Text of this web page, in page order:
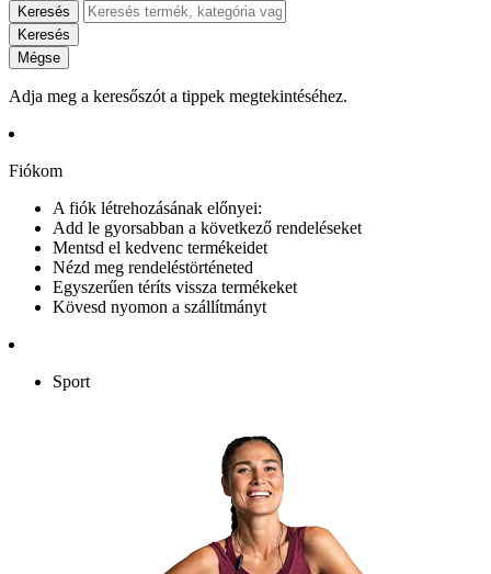
Keresés
Keresés
Mégse
Adja meg a keresőszót a tippek megtekintéséhez.
Fiókom
A fiók létrehozásának előnyei:
Add le gyorsabban a következő rendeléseket
Mentsd el kedvenc termékeidet
Nézd meg rendeléstörténeted
Egyszerűen téríts vissza termékeket
Kövesd nyomon a szállítmányt
Sport